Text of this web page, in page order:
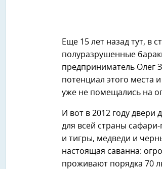
Еще 15 лет назад тут, в
полуразрушенные
предприниматель Олег
потенциал этого места
уже не помещались на
И вот в 2012 году двери
для всей страны
и тигры, медведи и
настоящая саванна:
проживают порядка 70